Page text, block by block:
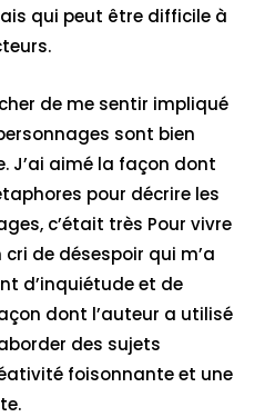
qui peut être difficile à
de me sentir impliqué
sont bien
J’ai aimé la façon dont
pour décrire les
c’était très Pour vivre
de désespoir qui m’a
d’inquiétude et de
dont l’auteur a utilisé
des sujets
foisonnante et une